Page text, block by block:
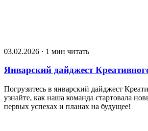
03.02.2026 · 1 мин читать
Январский дайджест
Погрузитесь в январский дайджест
узнайте, как наша команда стартовала
первых успехах и планах на будущее!